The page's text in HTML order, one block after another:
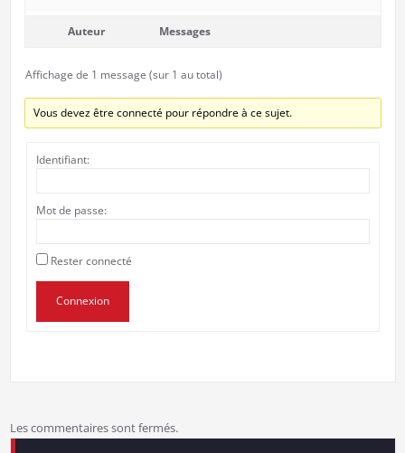
Auteur Messages
Affichage de 1 message (sur 1 au total)
Vous devez être connecté pour répondre à ce sujet.
Identifiant:
Mot de passe:
Rester connecté
Connexion
Les commentaires sont fermés.